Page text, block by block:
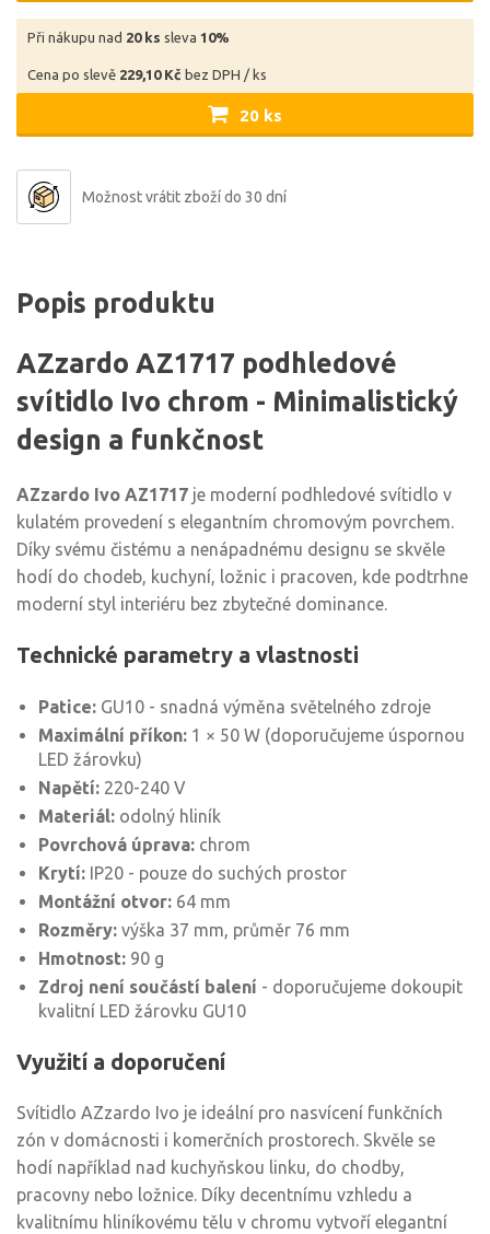
Při nákupu nad 20 ks sleva 10%
Cena po slevě 229,10 Kč bez DPH / ks
20 ks
Možnost vrátit zboží do 30 dní
Popis produktu
AZzardo AZ1717 podhledové
svítidlo Ivo chrom - Minimalistický
design a funkčnost
AZzardo Ivo AZ1717 je moderní podhledové svítidlo v
kulatém provedení s elegantním chromovým povrchem.
Díky svému čistému a nenápadnému designu se skvěle
hodí do chodeb, kuchyní, ložnic i pracoven, kde podtrhne
moderní styl interiéru bez zbytečné dominance.
Technické parametry a vlastnosti
Patice: GU10 - snadná výměna světelného zdroje
Maximální příkon: 1 × 50 W (doporučujeme úspornou
LED žárovku)
Napětí: 220-240 V
Materiál: odolný hliník
Povrchová úprava: chrom
Krytí: IP20 - pouze do suchých prostor
Montážní otvor: 64 mm
Rozměry: výška 37 mm, průměr 76 mm
Hmotnost: 90 g
Zdroj není součástí balení - doporučujeme dokoupit
kvalitní LED žárovku GU10
Využití a doporučení
Svítidlo AZzardo Ivo je ideální pro nasvícení funkčních
zón v domácnosti i komerčních prostorech. Skvěle se
hodí například nad kuchyňskou linku, do chodby,
pracovny nebo ložnice. Díky decentnímu vzhledu a
kvalitnímu hliníkovému tělu v chromu vytvoří elegantní